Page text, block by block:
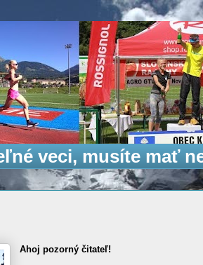
veci, musíte mať
Ahoj pozorný čitateľ!